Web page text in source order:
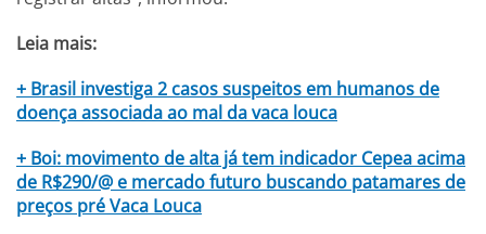
Leia mais:
+ Brasil investiga 2 casos suspeitos em humanos de
doença associada ao mal da vaca louca
+ Boi: movimento de alta já tem indicador Cepea acima
de R$290/@ e mercado futuro buscando patamares de
preços pré Vaca Louca